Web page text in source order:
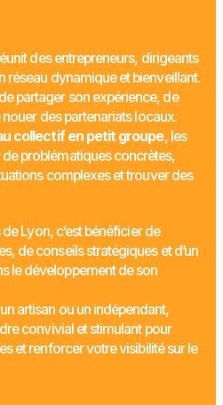
des entrepreneurs, dirigeants
réseau dynamique et bienveillant.
partager son expérience, de
des partenariats locaux.
collectif en petit groupe, les
problématiques concrètes,
complexes et trouver des
Lyon, c’est bénéficier de
de conseils stratégiques et d’un
le développement de son
artisan ou un indépendant,
convivial et stimulant pour
et renforcer votre visibilité sur le